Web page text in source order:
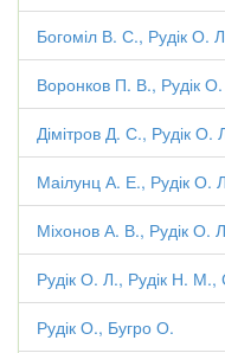
Богоміл В. С., Рудік О.
Воронков П. В., Рудік
Дімітров Д. С., Рудік О.
Маілунц А. Е., Рудік О.
Міхонов А. В., Рудік О.
Рудік О. Л., Рудік Н. М.,
Рудік О., Бугро О.